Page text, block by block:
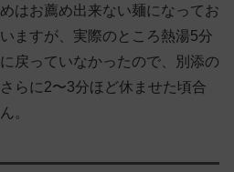
はお薦め出来ない麺になってお
ますが、実際のところ熱湯5分
戻っていなかったので、別添の
らに2〜3分ほど休ませた頃合
。